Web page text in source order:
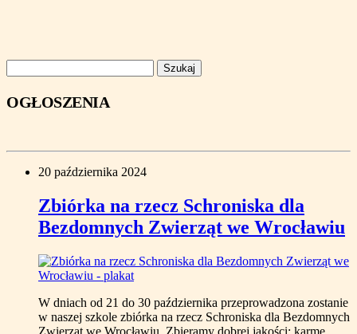
OGŁOSZENIA
20 października 2024
Zbiórka na rzecz Schroniska dla
Bezdomnych Zwierząt we Wrocławiu
W dniach od 21 do 30 października przeprowadzona zostanie
w naszej szkole zbiórka na rzecz Schroniska dla Bezdomnych
Zwierząt we Wrocławiu. Zbieramy dobrej jakości: karmę